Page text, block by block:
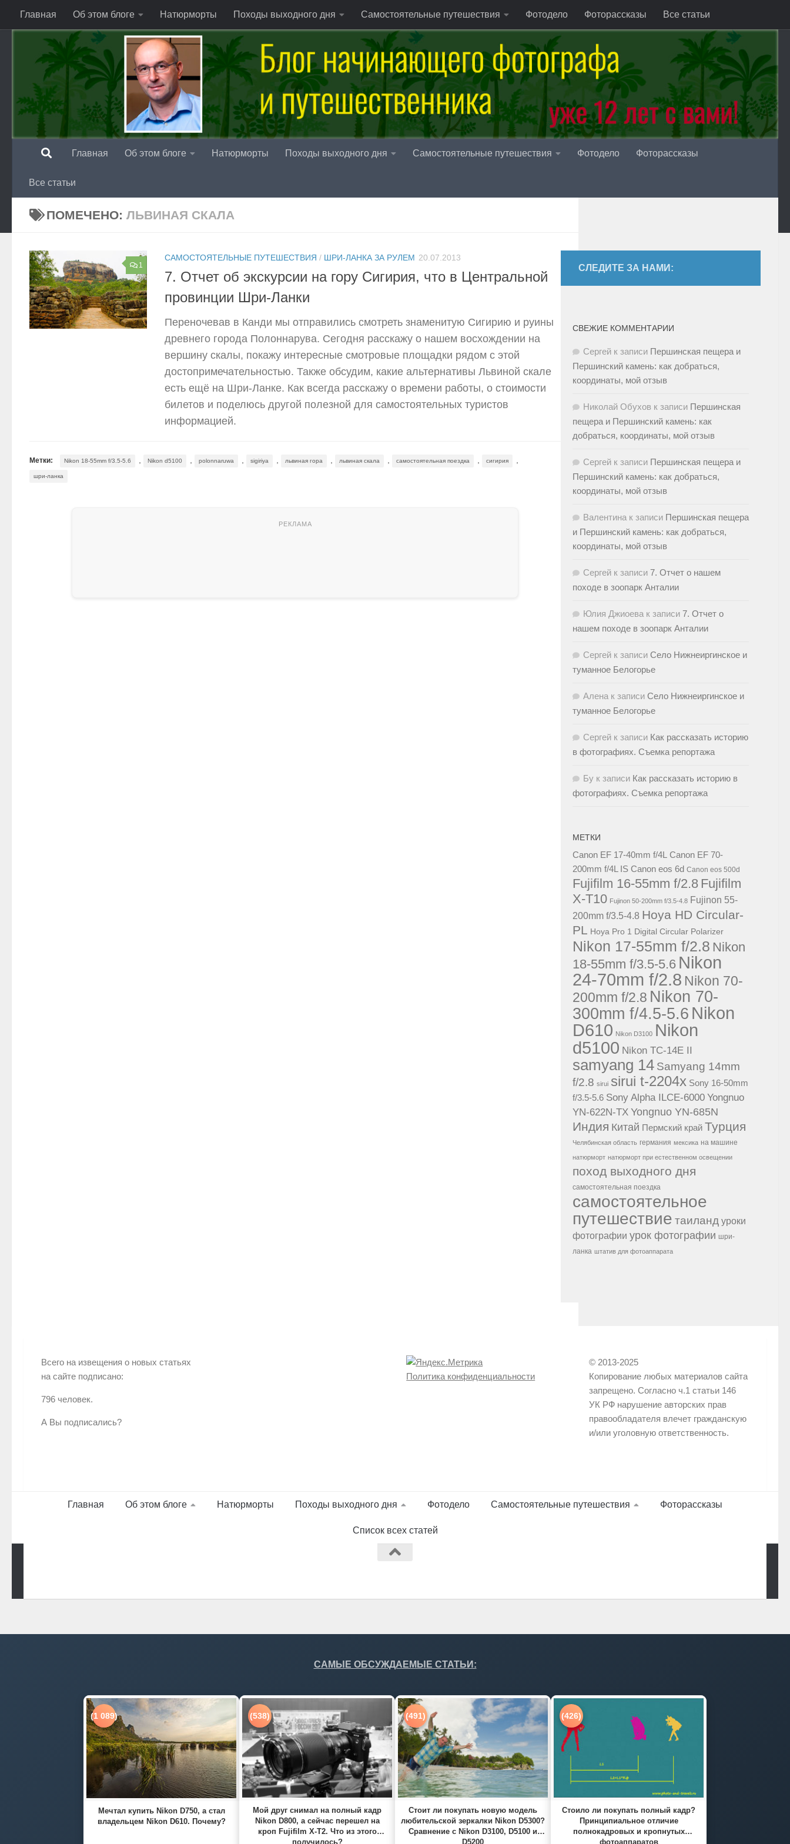
Перейти к содержимому
Главная Об этом блоге Натюрморты Походы выходного дня Самостоятельные путешествия Фотодело Фоторассказы Все статьи
Главная Об этом блоге Натюрморты Походы выходного дня Самостоятельные путешествия Фотодело Фоторассказы
Все статьи
ПОМЕЧЕНО: ЛЬВИНАЯ СКАЛА
1
САМОСТОЯТЕЛЬНЫЕ ПУТЕШЕСТВИЯ / ШРИ-ЛАНКА ЗА РУЛЕМ 20.07.2013
7. Отчет об экскурсии на гору Сигирия, что в Центральной
провинции Шри-Ланки
Переночевав в Канди мы отправились смотреть знаменитую Сигирию и руины
древнего города Полоннарува. Сегодня расскажу о нашем восхождении на
вершину скалы, покажу интересные смотровые площадки рядом с этой
достопримечательностью. Также обсудим, какие альтернативы Львиной скале
есть ещё на Шри-Ланке. Как всегда расскажу о времени работы, о стоимости
билетов и поделюсь другой полезной для самостоятельных туристов
информацией.
Метки: Nikon 18-55mm f/3.5-5.6 , Nikon d5100 , polonnaruwa , sigiriya , львиная гора , львиная скала , самостоятельная поездка , сигирия ,
шри-ланка
СЛЕДИТЕ ЗА НАМИ:
СВЕЖИЕ КОММЕНТАРИИ
Сергей к записи Першинская пещера и
Першинский камень: как добраться,
координаты, мой отзыв
Николай Обухов к записи Першинская
пещера и Першинский камень: как
добраться, координаты, мой отзыв
Сергей к записи Першинская пещера и
Першинский камень: как добраться,
координаты, мой отзыв
Валентина к записи Першинская пещера
и Першинский камень: как добраться,
координаты, мой отзыв
Сергей к записи 7. Отчет о нашем
походе в зоопарк Анталии
Юлия Джиоева к записи 7. Отчет о
нашем походе в зоопарк Анталии
Сергей к записи Село Нижнеиргинское и
туманное Белогорье
Алена к записи Село Нижнеиргинское и
туманное Белогорье
Сергей к записи Как рассказать историю
в фотографиях. Съемка репортажа
Бу к записи Как рассказать историю в
фотографиях. Съемка репортажа
МЕТКИ
Canon EF 17-40mm f/4L Canon EF 70-
200mm f/4L IS Canon eos 6d Canon eos 500d
Fujifilm 16-55mm f/2.8 Fujifilm
X-T10 Fujinon 50-200mm f/3.5-4.8 Fujinon 55-
200mm f/3.5-4.8 Hoya HD Circular-
PL Hoya Pro 1 Digital Circular Polarizer
Nikon 17-55mm f/2.8 Nikon
18-55mm f/3.5-5.6 Nikon
24-70mm f/2.8 Nikon 70-
200mm f/2.8 Nikon 70-
300mm f/4.5-5.6 Nikon
D610 Nikon D3100 Nikon
d5100 Nikon TC-14E II
samyang 14 Samyang 14mm
f/2.8 sirui sirui t-2204x Sony 16-50mm
f/3.5-5.6 Sony Alpha ILCE-6000 Yongnuo
YN-622N-TX Yongnuo YN-685N
Индия Китай Пермский край Турция
Челябинская область германия мексика на машине
натюрморт натюрморт при естественном освещении
поход выходного дня
самостоятельная поездка
самостоятельное
путешествие таиланд уроки
фотографии урок фотографии шри-
ланка штатив для фотоаппарата
Всего на извещения о новых статьях
на сайте подписано:
796 человек.
А Вы подписались?
Политика конфиденциальности
© 2013-2025
Копирование любых материалов сайта
запрещено. Согласно ч.1 статьи 146
УК РФ нарушение авторских прав
правообладателя влечет гражданскую
и/или уголовную ответственность.
Главная Об этом блоге Натюрморты Походы выходного дня Фотодело Самостоятельные путешествия Фоторассказы
Список всех статей
САМЫЕ ОБСУЖДАЕМЫЕ СТАТЬИ:
(1 089)
Мечтал купить Nikon D750, а стал
владельцем Nikon D610. Почему?
(538)
Мой друг снимал на полный кадр
Nikon D800, а сейчас перешел на
кроп Fujifilm X-T2. Что из этого
получилось?
(491)
Стоит ли покупать новую модель
любительской зеркалки Nikon D5300?
Сравнение с Nikon D3100, D5100 и
D5200
(426)
Стоило ли покупать полный кадр?
Принципиальное отличие
полнокадровых и кропнутых
фотоаппаратов